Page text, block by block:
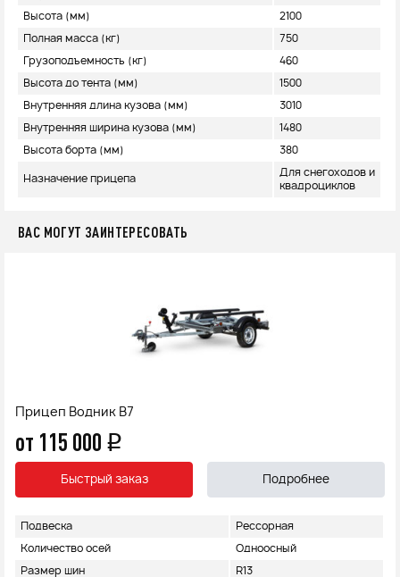
Высота (мм) 2100
Полная масса (кг) 750
Грузоподъемность (кг) 460
Высота до тента (мм) 1500
Внутренняя длина кузова (мм) 3010
Внутренняя ширина кузова (мм) 1480
Высота борта (мм) 380
Назначение прицепа
Для снегоходов и
квадроциклов
ВАС МОГУТ ЗАИНТЕРЕСОВАТЬ
Прицеп Водник B7
от 115 000 q
Быстрый заказ Подробнее
Подвеска Рессорная
Количество осей Одноосный
Размер шин R13